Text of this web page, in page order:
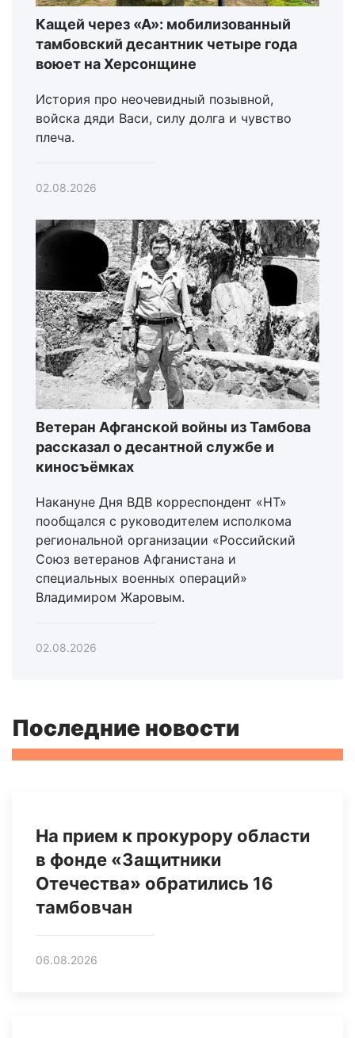
Кащей через «А»: мобилизованный
тамбовский десантник четыре года
воюет на Херсонщине
История про неочевидный позывной,
войска дяди Васи, силу долга и чувство
плеча.
02.08.2026
Ветеран Афганской войны из Тамбова
рассказал о десантной службе и
киносъёмках
Накануне Дня ВДВ корреспондент «НТ»
пообщался с руководителем исполкома
региональной организации «Российский
Союз ветеранов Афганистана и
специальных военных операций»
Владимиром Жаровым.
02.08.2026
Последние новости
На прием к прокурору области
в фонде «Защитники
Отечества» обратились 16
тамбовчан
06.08.2026